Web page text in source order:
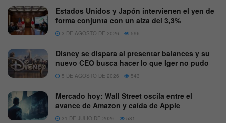
Estados Unidos y Japón intervienen el yen de
forma conjunta con un alza del 3,3%
3 DE AGOSTO DE 2026 596
Disney se dispara al presentar balances y su
nuevo CEO busca hacer lo que Iger no pudo
5 DE AGOSTO DE 2026 543
Mercado hoy: Wall Street oscila entre el
avance de Amazon y caída de Apple
31 DE JULIO DE 2026 581